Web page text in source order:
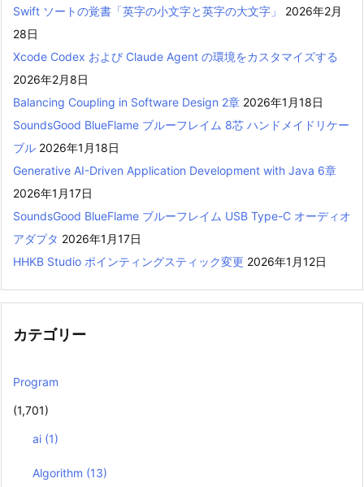
Swift ソートの覚書「英字の小文字と英字の大文字」
2026年2月
28日
Xcode Codex および Claude Agent の環境をカスタマイズする
2026年2月8日
Balancing Coupling in Software Design 2章 2026年1月18日
SoundsGood BlueFlame ブルーフレイム 8芯 ハンドメイドリケー
ブル 2026年1月18日
Generative AI-Driven Application Development with Java 6章
2026年1月17日
SoundsGood BlueFlame ブルーフレイム USB Type-C オーディオ
アダプタ 2026年1月17日
HHKB Studio ポインティングスティック変更 2026年1月12日
カテゴリー
Program
(1,701)
ai (1)
Algorithm (13)